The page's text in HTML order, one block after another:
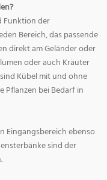
Funktion der
Bereich, das passende
direkt am Geländer oder
oder auch Kräuter
Kübel mit und ohne
Pflanzen bei Bedarf in
Eingangsbereich ebenso
sind der